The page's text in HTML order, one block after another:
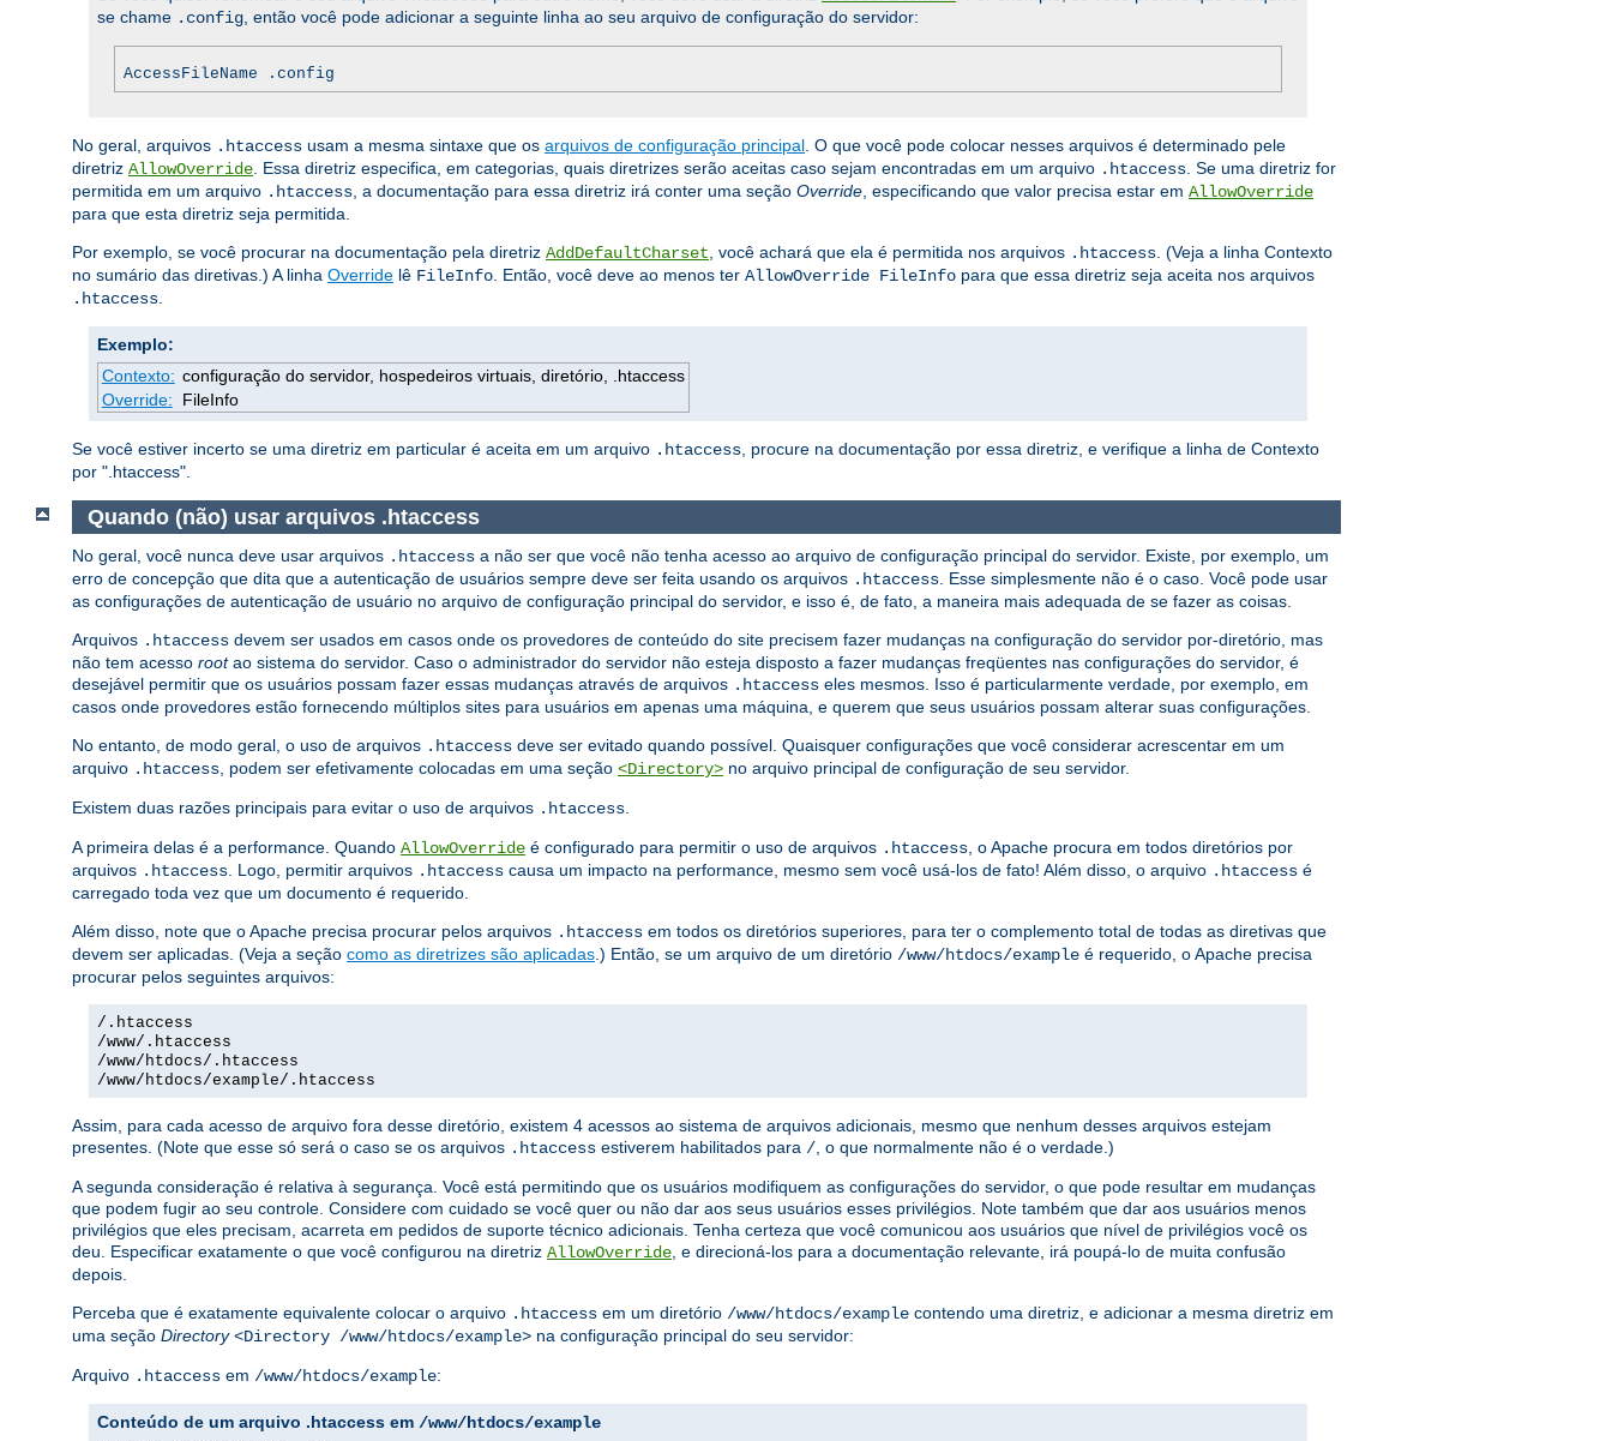
se chame .config , então você pode adicionar a seguinte linha ao seu arquivo de configuração do servidor:
AccessFileName .config
No geral, arquivos .htaccess usam a mesma sintaxe que os arquivos de configuração principal . O que você pode colocar nesses arquivos é determinado pele
diretriz AllowOverride . Essa diretriz especifica, em categorias, quais diretrizes serão aceitas caso sejam encontradas em um arquivo .htaccess . Se uma diretriz for
permitida em um arquivo .htaccess , a documentação para essa diretriz irá conter uma seção Override , especificando que valor precisa estar em AllowOverride
para que esta diretriz seja permitida.
Por exemplo, se você procurar na documentação pela diretriz AddDefaultCharset , você achará que ela é permitida nos arquivos .htaccess . (Veja a linha Contexto
no sumário das diretivas.) A linha Override lê FileInfo . Então, você deve ao menos ter AllowOverride FileInfo para que essa diretriz seja aceita nos arquivos
.htaccess
Exemplo:
Contexto: configuração do servidor, hospedeiros virtuais, diretório, .htaccess
Override:
FileInfo
Se você estiver incerto se uma diretriz em particular é aceita em um arquivo .htaccess , procure na documentação por essa diretriz, e verifique a linha de Contexto
por ".htaccess".
Quando (não) usar arquivos .htaccess
No geral, você nunca deve usar arquivos .htaccess a não ser que você não tenha acesso ao arquivo de configuração principal do servidor. Existe, por exemplo, um
erro de concepção que dita que a autenticação de usuários sempre deve ser feita usando os arquivos .htaccess. Esse simplesmente não é o caso. Você pode usar
as configurações de autenticação de usuário no arquivo de configuração principal do servidor, e isso é, de fato, a maneira mais adequada de se fazer as coisas.
Arquivos .htaccess devem ser usados em casos onde os provedores de conteúdo do site precisem fazer mudanças na configuração do servidor por-diretório, mas
não tem acesso rootao sistema do servidor. Caso o administrador do servidor não esteja disposto a fazer mudanças freqüentes nas configurações do servidor, é
desejável permitir que os usuários possam fazer essas mudanças através de arquivos .htaccess eles mesmos. Isso é particularmente verdade, por exemplo, em
casos onde provedores estão fornecendo múltiplos sites para usuários em apenas uma máquina, e querem que seus usuários possam alterar suas configurações.
No entanto, de modo geral, o uso de arquivos .htaccess deve ser evitado quando possível. Quaisquer configurações que você considerar acrescentar em um
arquivo .htaccess, podem ser efetivamente colocadas em uma seção <Directory> no arquivo principal de configuração de seu servidor.
Existem duas razões principais para evitar o uso de arquivos .htaccess.
A primeira delas é a performance. Quando AllowOverride é configurado para permitir o uso de arquivos .htaccess, o Apache procura em todos diretórios por
arquivos .htaccess. Logo, permitir arquivos .htaccess causa um impacto na performance, mesmo sem você usá-los de fato! Além disso, o arquivo .htaccess é
carregado toda vez que um documento é requerido.
Além disso, note que o Apache precisa procurar pelos arquivos .htaccess em todos os diretórios superiores, para ter o complemento total de todas as diretivas que
devem ser aplicadas. (Veja a seção como as diretrizes são aplicadas.) Então, se um arquivo de um diretório /www/htdocs/example é requerido, o Apache precisa
procurar pelos seguintes arquivos:
/.htaccess
/www/.htaccess
/www/htdocs/.htaccess
/www/htdocs/example/.htaccess
Assim, para cada acesso de arquivo fora desse diretório, existem 4 acessos ao sistema de arquivos adicionais, mesmo que nenhum desses arquivos estejam
presentes. (Note que esse só será o caso se os arquivos .htaccess estiverem habilitados para /, o que normalmente não é o verdade.)
A segunda consideração é relativa à segurança. Você está permitindo que os usuários modifiquem as configurações do servidor, o que pode resultar em mudanças
que podem fugir ao seu controle. Considere com cuidado se você quer ou não dar aos seus usuários esses privilégios. Note também que dar aos usuários menos
privilégios que eles precisam, acarreta em pedidos de suporte técnico adicionais. Tenha certeza que você comunicou aos usuários que nível de privilégios você os
deu. Especificar exatamente o que você configurou na diretriz AllowOverride, e direcioná-los para a documentação relevante, irá poupá-lo de muita confusão
depois.
Perceba que é exatamente equivalente colocar o arquivo .htaccess em um diretório /www/htdocs/example contendo uma diretriz, e adicionar a mesma diretriz em
uma seção Directory <Directory /www/htdocs/example> na configuração principal do seu servidor:
Arquivo .htaccess em /www/htdocs/example:
Conteúdo de um arquivo .htaccess em /www/htdocs/example